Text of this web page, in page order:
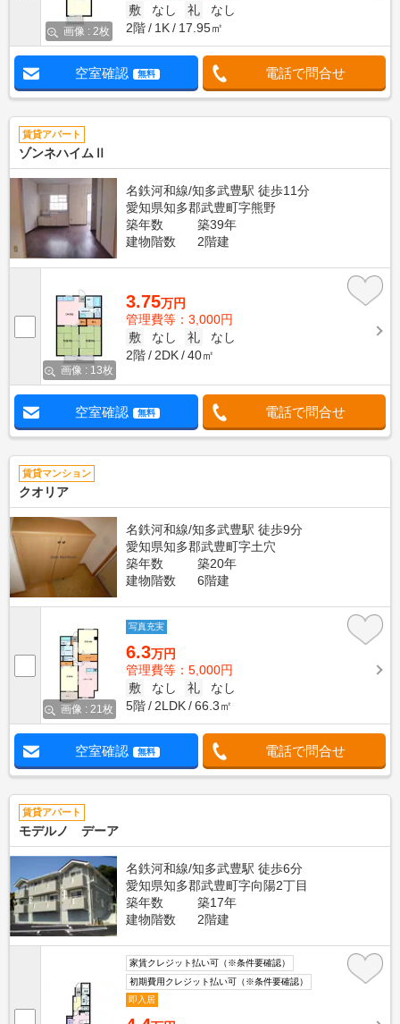
画像 : 2枚
敷
なし 礼
なし
2階
1K 17.95㎡
空室確認 無料 電話で問合せ
賃貸アパート
ゾンネハイムⅡ
名鉄河和線/知多武豊駅 徒歩11分
愛知県知多郡武豊町字熊野
築年数
築39年
建物階数
2階建
画像 : 13枚
3.75万円
管理費等：3,000円
敷
なし 礼
なし
2階
2DK 40㎡
空室確認 無料 電話で問合せ
賃貸マンション
クオリア
名鉄河和線/知多武豊駅 徒歩9分
愛知県知多郡武豊町字土穴
築年数
築20年
建物階数
6階建
画像 : 21枚
写真充実
6.3万円
管理費等：5,000円
敷
なし 礼
なし
5階
2LDK 66.3㎡
空室確認 無料 電話で問合せ
賃貸アパート
モデルノ デーア
名鉄河和線/知多武豊駅 徒歩6分
愛知県知多郡武豊町字向陽2丁目
築年数
築17年
建物階数
2階建
家賃クレジット払い可（※条件要確認）
初期費用クレジット払い可（※条件要確認）
即入居